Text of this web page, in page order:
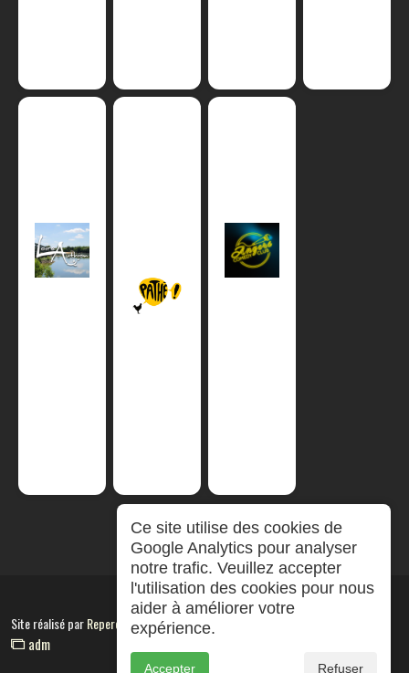
Site réalisé parRepereCom
adm
Ce site utilise des cookies de
Google Analytics pour analyser
notre trafic. Veuillez accepter
l'utilisation des cookies pour nous
aider à améliorer votre
expérience.
Accepter Refuser